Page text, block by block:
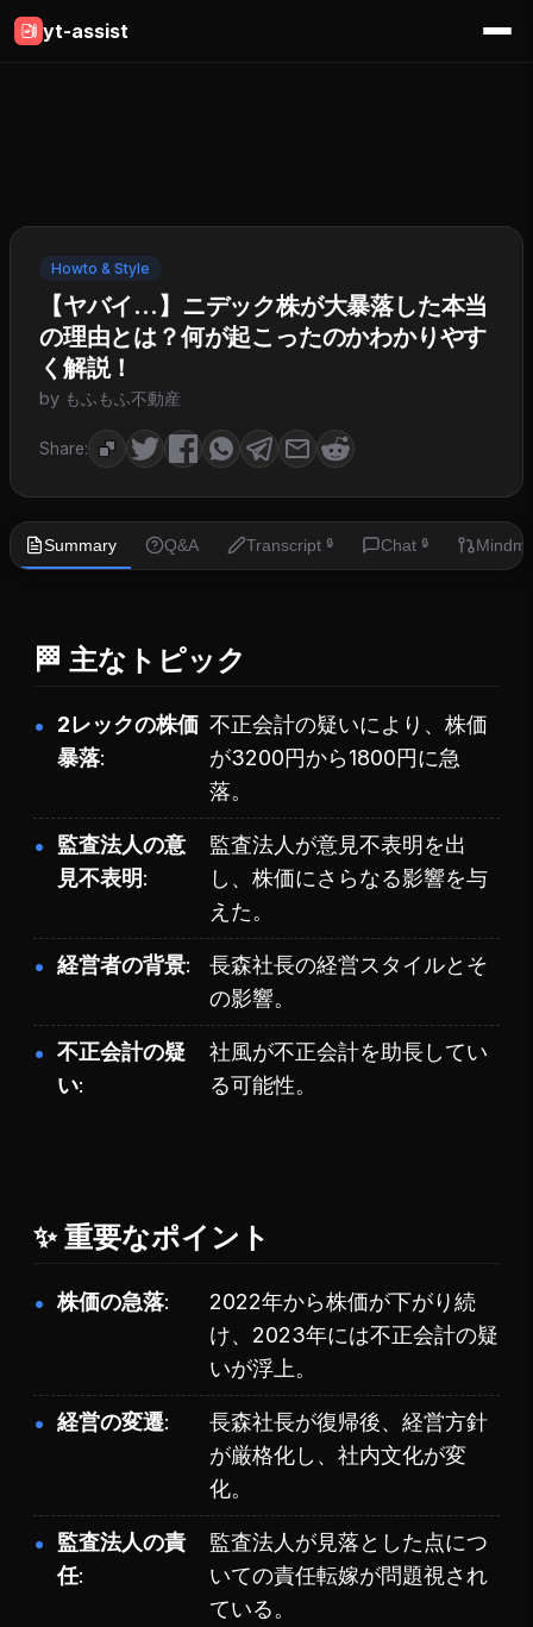
yt-assist
Howto & Style
【ヤバイ…】ニデック株が大暴落した本当
の理由とは？何が起こったのかわかりやす
く解説！
by もふもふ不動産
Share:
Summary Q&A Transcript 🔒 Chat 🔒
🏁 主なトピック
2レックの株価
暴落
不正会計の疑いにより、株価
が3200円から1800円に急
落。
監査法人の意
見不表明
監査法人が意見不表明を出
し、株価にさらなる影響を与
えた。
経営者の背景
長森社長の経営スタイルとそ
の影響。
不正会計の疑
い
社風が不正会計を助長してい
る可能性。
✨ 重要なポイント
株価の急落
2022年から株価が下がり続
け、2023年には不正会計の疑
いが浮上。
経営の変遷
長森社長が復帰後、経営方針
が厳格化し、社内文化が変
化。
監査法人の責
任
監査法人が見落とした点につ
いての責任転嫁が問題視され
ている。